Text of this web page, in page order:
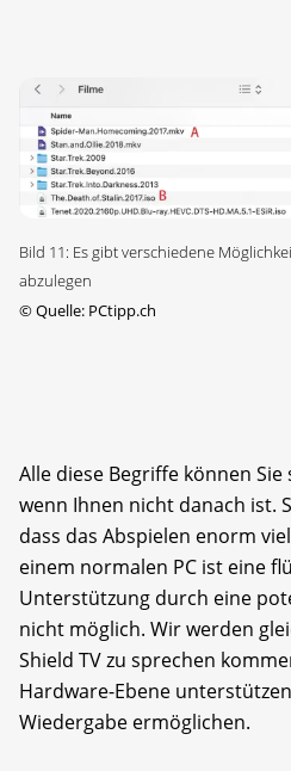
Bild 11: Es gibt verschiedene
abzulegen
©Quelle: PCtipp.ch
Alle diese Begriffe können
wenn Ihnen nicht danach ist.
dass das Abspielen enorm
einem normalen PC ist eine
Unterstützung durch eine
nicht möglich. Wir werden
Shield TV zu sprechen
Hardware-Ebene
Wiedergabe ermöglichen.